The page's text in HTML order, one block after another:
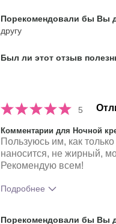
использования этого
продукта?
Порекомендовали бы Вы
другу
Был ли этот отзыв
5
Комментарии для Ночной
Пользуюсь им, как
наносится, не жирный,
Рекомендую всем!
Подробнее
Порекомендовали бы Вы